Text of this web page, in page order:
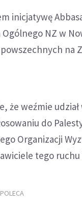
inicjatywę
NZ w
na
że weźmie
do
Organizacji
tego